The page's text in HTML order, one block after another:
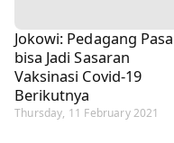
Jokowi: Pedagang
bisa Jadi Sasaran
Vaksinasi Covid-19
Berikutnya
Thursday, 11 February 2021